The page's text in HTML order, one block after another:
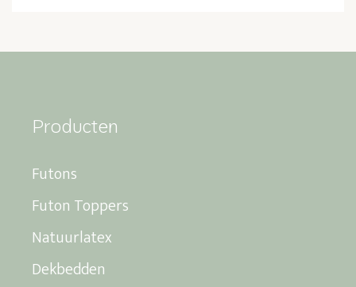
Producten
Futons
Futon Toppers
Natuurlatex
Dekbedden